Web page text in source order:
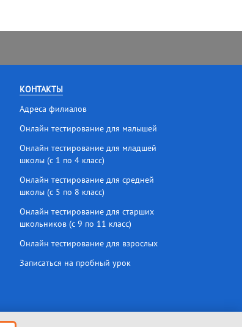
КОНТАКТЫ
Адреса филиалов
Онлайн тестирование для малышей
Онлайн тестирование для младшей
школы (с 1 по 4 класс)
Онлайн тестирование для средней
школы (с 5 по 8 класс)
Онлайн тестирование для старших
школьников (с 9 по 11 класс)
Онлайн тестирование для взрослых
Записаться на пробный урок